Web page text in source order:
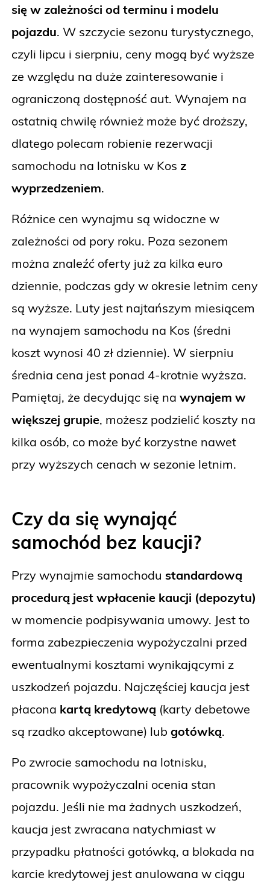
się w zależności od terminu i modelu
pojazdu. W szczycie sezonu turystycznego,
czyli lipcu i sierpniu, ceny mogą być wyższe
ze względu na duże zainteresowanie i
ograniczoną dostępność aut. Wynajem na
ostatnią chwilę również może być droższy,
dlatego polecam robienie rezerwacji
samochodu na lotnisku w Kos z
wyprzedzeniem.
Różnice cen wynajmu są widoczne w
zależności od pory roku. Poza sezonem
można znaleźć oferty już za kilka euro
dziennie, podczas gdy w okresie letnim ceny
są wyższe. Luty jest najtańszym miesiącem
na wynajem samochodu na Kos (średni
koszt wynosi 40 zł dziennie). W sierpniu
średnia cena jest ponad 4-krotnie wyższa.
Pamiętaj, że decydując się na wynajem w
większej grupie, możesz podzielić koszty na
kilka osób, co może być korzystne nawet
przy wyższych cenach w sezonie letnim.
Czy da się wynająć
samochód bez kaucji?
Przy wynajmie samochodu standardową
procedurą jest wpłacenie kaucji (depozytu)
w momencie podpisywania umowy. Jest to
forma zabezpieczenia wypożyczalni przed
ewentualnymi kosztami wynikającymi z
uszkodzeń pojazdu. Najczęściej kaucja jest
płacona kartą kredytową (karty debetowe
są rzadko akceptowane) lub gotówką.
Po zwrocie samochodu na lotnisku,
pracownik wypożyczalni ocenia stan
pojazdu. Jeśli nie ma żadnych uszkodzeń,
kaucja jest zwracana natychmiast w
przypadku płatności gotówką, a blokada na
karcie kredytowej jest anulowana w ciągu